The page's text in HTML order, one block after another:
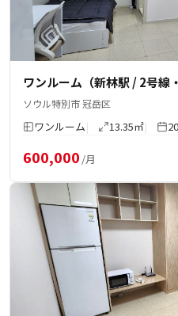
ワンルーム（新林駅 / 2号線
ソウル特別市 冠岳区
ワンルーム 13.35㎡
600,000 /月